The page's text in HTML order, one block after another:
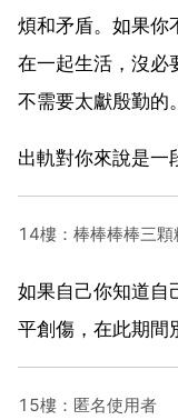
煩和矛盾。如果你
在一起生活，沒必
不需要太獻殷勤的。
出軌對你來說是一
14樓：棒棒棒棒三顆
如果自己你知道自
平創傷，在此期間
15樓：匿名使用者